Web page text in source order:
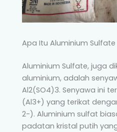
Apa Itu Aluminium Sulfate
Aluminium Sulfate, juga
aluminium, adalah
Al2(SO4)3. Senyawa ini
(Al3+) yang terikat
2-). Aluminium sulfat
padatan kristal putih